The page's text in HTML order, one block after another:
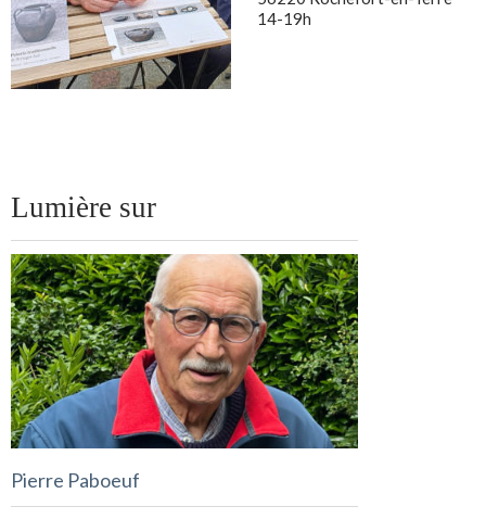
14-19h
Lumière sur
Pierre Paboeuf